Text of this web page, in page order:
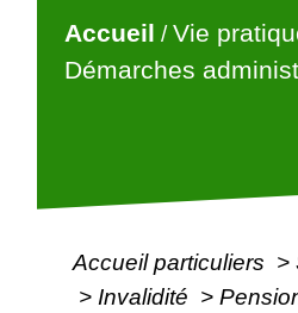
Accueil /Vie
Démarches
Accueil particuliers >
> Invalidité >